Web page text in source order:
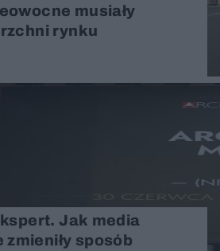
musiały
rynku
Jak media
sposób